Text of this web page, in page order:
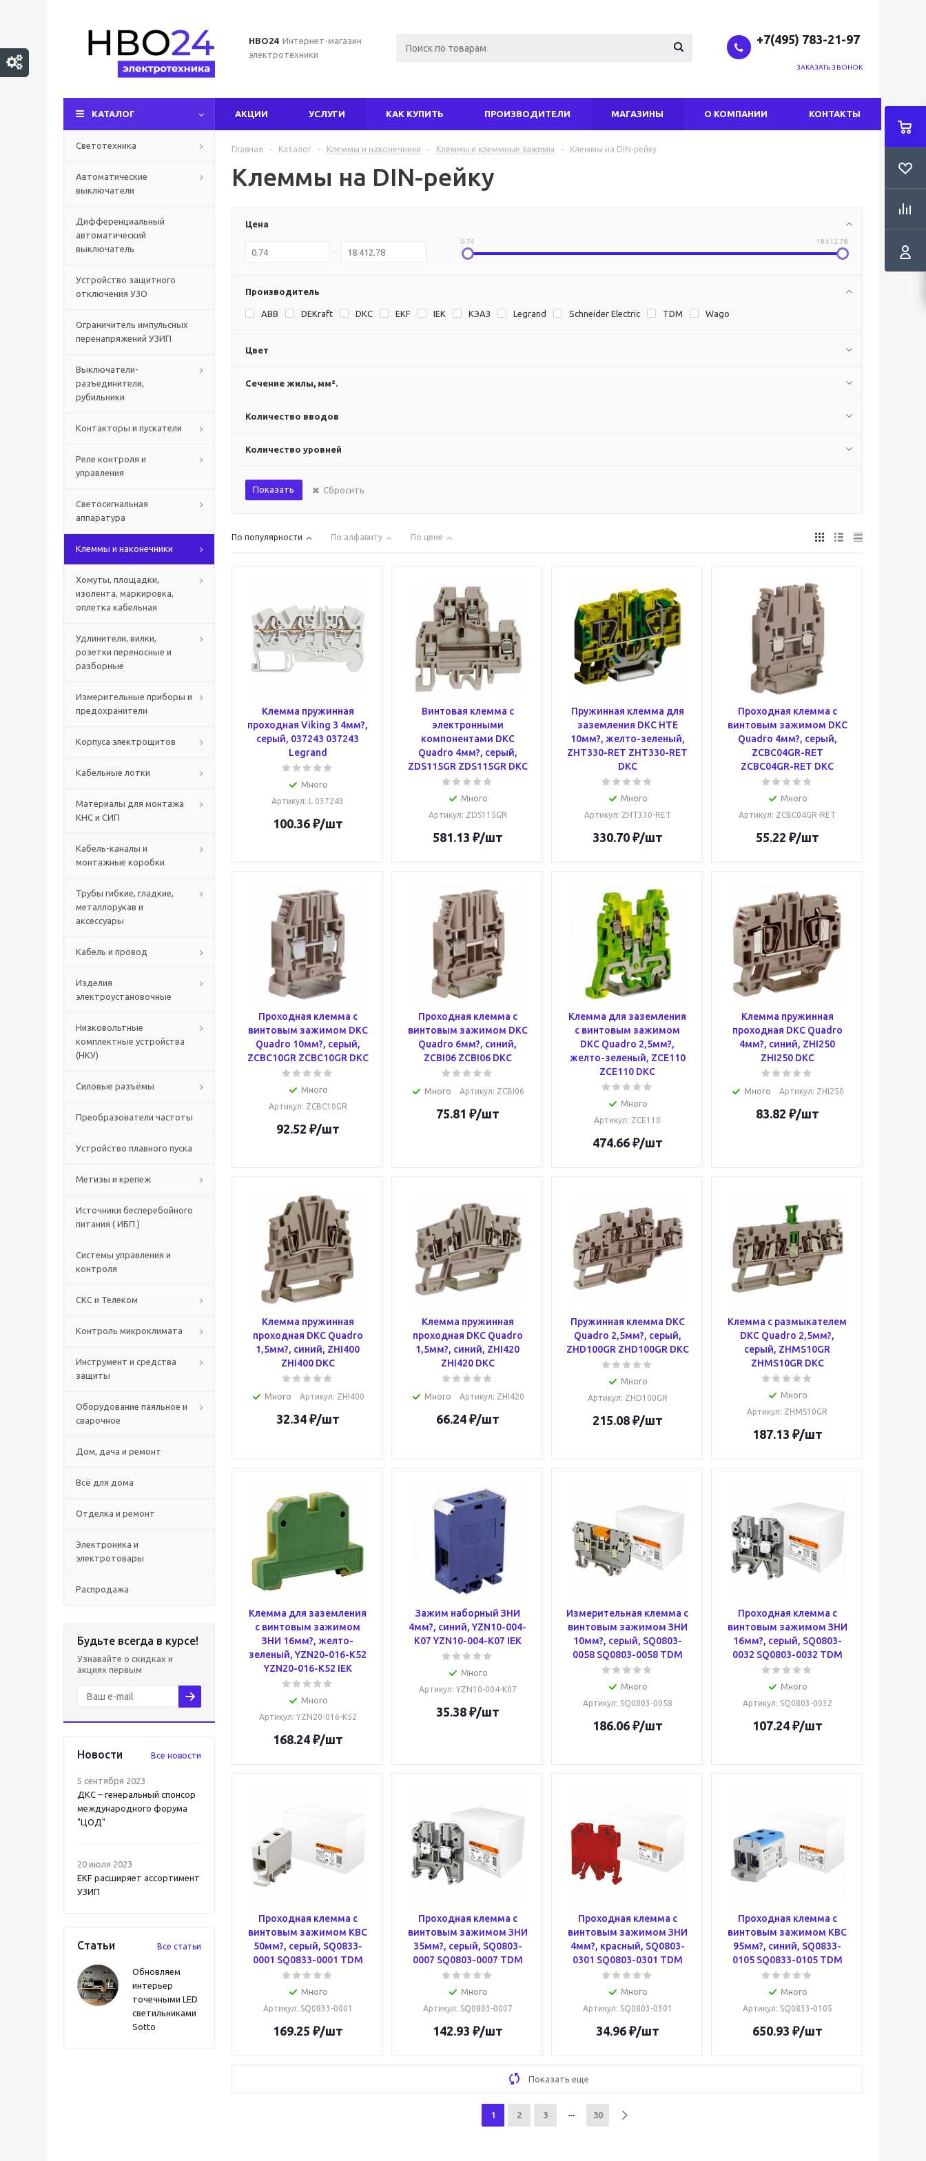
НВО24 Интернет-магазин
электротехники
+7(495) 783-21-97
ЗАКАЗАТЬ ЗВОНОК
КАТАЛОГ АКЦИИ УСЛУГИ КАК КУПИТЬ ПРОИЗВОДИТЕЛИ МАГАЗИНЫ О КОМПАНИИ КОНТАКТЫ
Светотехника
Автоматические
выключатели
Дифференциальный
автоматический
выключатель
Устройство защитного
отключения УЗО
Ограничитель импульсных
перенапряжений УЗИП
Выключатели-
разъединители,
рубильники
Контакторы и пускатели
Реле контроля и
управления
Светосигнальная
аппаратура
Клеммы и наконечники
Хомуты, площадки,
изолента, маркировка,
оплетка кабельная
Удлинители, вилки,
розетки переносные и
разборные
Измерительные приборы и
предохранители
Корпуса электрощитов
Кабельные лотки
Материалы для монтажа
КНС и СИП
Кабель-каналы и
монтажные коробки
Трубы гибкие, гладкие,
металлорукав и
аксессуары
Кабель и провод
Изделия
электроустановочные
Низковольтные
комплектные устройства
(НКУ)
Силовые разъёмы
Преобразователи частоты
Устройство плавного пуска
Метизы и крепеж
Источники бесперебойного
питания ( ИБП )
Системы управления и
контроля
СКС и Телеком
Контроль микроклимата
Инструмент и средства
защиты
Оборудование паяльное и
сварочное
Дом, дача и ремонт
Всё для дома
Отделка и ремонт
Электроника и
электротовары
Распродажа
Будьте всегда в курсе!
Узнавайте о скидках и
акциях первым
Новости Все новости
5 сентября 2023
ДКС – генеральный спонсор
международного форума
"ЦОД"
20 июля 2023
EKF расширяет ассортимент
УЗИП
Статьи Все статьи
Обновляем
интерьер
точечными LED
светильниками
Sotto
Главная - Каталог - Клеммы и наконечники - Клеммы и клеммные зажимы - Клеммы на DIN-рейку
Клеммы на DIN-рейку
Цена
0.74 18 412.78
Производитель
ABB DEKraft DKC EKF IEK KЭAЗ Legrand Schneider Electric TDM Wago
Цвет
Сечение жилы, мм².
Количество вводов
Количество уровней
Показать Сбросить
По популярности По алфавиту По цене
Клемма пружинная
проходная Viking 3 4мм?,
серый, 037243 037243
Legrand
Много
Артикул: L 037243
100.36₽/шт
Винтовая клемма с
электронными
компонентами DKC
Quadro 4мм?, серый,
ZDS115GR ZDS115GR DKC
Много
Артикул: ZDS115GR
581.13 ₽/шт
Пружинная клемма для
заземления DKC HTE
10мм?, желто-зеленый,
ZHT330-RET ZHT330-RET
DKC
Много
Артикул: ZHT330-RET
330.70₽/шт
Проходная клемма с
винтовым зажимом DKC
Quadro 4мм?, серый,
ZCBC04GR-RET
ZCBC04GR-RET DKC
Много
Артикул: ZCBC04GR-RET
55.22 ₽/шт
Проходная клемма с
винтовым зажимом DKC
Quadro 10мм?, серый,
ZCBC10GR ZCBC10GR DKC
Много
Артикул: ZCBC10GR
92.52 ₽/шт
Проходная клемма с
винтовым зажимом DKC
Quadro 6мм?, синий,
ZCBI06 ZCBI06 DKC
Много Артикул: ZCBI06
75.81 ₽/шт
Клемма для заземления
с винтовым зажимом
DKC Quadro 2,5мм?,
желто-зеленый, ZCE110
ZCE110 DKC
Много
Артикул: ZCE110
474.66₽/шт
Клемма пружинная
проходная DKC Quadro
4мм?, синий, ZHI250
ZHI250 DKC
Много Артикул: ZHI250
83.82 ₽/шт
Клемма пружинная
проходная DKC Quadro
1,5мм?, синий, ZHI400
ZHI400 DKC
Много Артикул: ZHI400
32.34₽/шт
Клемма пружинная
проходная DKC Quadro
1,5мм?, синий, ZHI420
ZHI420 DKC
Много Артикул: ZHI420
66.24₽/шт
Пружинная клемма DKC
Quadro 2,5мм?, серый,
ZHD100GR ZHD100GR DKC
Много
Артикул: ZHD100GR
215.08₽/шт
Клемма с размыкателем
DKC Quadro 2,5мм?,
серый, ZHMS10GR
ZHMS10GR DKC
Много
Артикул: ZHMS10GR
187.13 ₽/шт
Клемма для заземления
с винтовым зажимом
ЗНИ 16мм?, желто-
зеленый, YZN20-016-K52
YZN20-016-K52 IEK
Много
Артикул: YZN20-016-K52
168.24₽/шт
Зажим наборный ЗНИ
4мм?, синий, YZN10-004-
K07 YZN10-004-K07 IEK
Много
Артикул: YZN10-004-K07
35.38₽/шт
Измерительная клемма с
винтовым зажимом ЗНИ
10мм?, серый, SQ0803-
0058 SQ0803-0058 TDM
Много
Артикул: SQ0803-0058
186.06₽/шт
Проходная клемма с
винтовым зажимом ЗНИ
16мм?, серый, SQ0803-
0032 SQ0803-0032 TDM
Много
Артикул: SQ0803-0032
107.24₽/шт
Проходная клемма с
винтовым зажимом КВС
50мм?, серый, SQ0833-
0001 SQ0833-0001 TDM
Много
Артикул: SQ0833-0001
169.25 ₽/шт
Проходная клемма с
винтовым зажимом ЗНИ
35мм?, серый, SQ0803-
0007 SQ0803-0007 TDM
Много
Артикул: SQ0803-0007
142.93 ₽/шт
Проходная клемма с
винтовым зажимом ЗНИ
4мм?, красный, SQ0803-
0301 SQ0803-0301 TDM
Много
Артикул: SQ0803-0301
34.96₽/шт
Проходная клемма с
винтовым зажимом КВС
95мм?, синий, SQ0833-
0105 SQ0833-0105 TDM
Много
Артикул: SQ0833-0105
650.93 ₽/шт
Показать еще
1 2 3 30